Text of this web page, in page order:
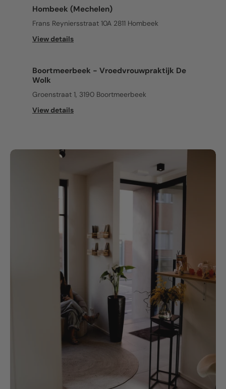
Hombeek (Mechelen)
Frans Reyniersstraat 10A 2811 Hombeek
View details
Boortmeerbeek - Vroedvrouwpraktijk De
Wolk
Groenstraat 1, 3190 Boortmeerbeek
View details